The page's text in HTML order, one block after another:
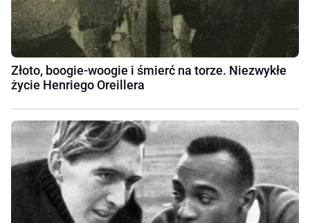
Złoto, boogie-woogie i śmierć na torze. Niezwykłe
życie Henriego Oreillera